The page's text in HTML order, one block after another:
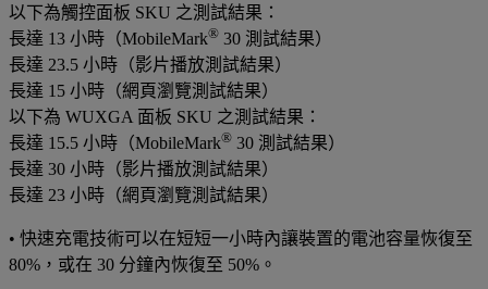
以下為觸控面板 SKU 之測試結果：
長達 13 小時（MobileMark® 30 測試結果）
長達 23.5 小時（影片播放測試結果）
長達 15 小時（網頁瀏覽測試結果）
以下為 WUXGA 面板 SKU 之測試結果：
長達 15.5 小時（MobileMark® 30 測試結果）
長達 30 小時（影片播放測試結果）
長達 23 小時（網頁瀏覽測試結果）
• 快速充電技術可以在短短一小時內讓裝置的電池容量恢復至
80%，或在 30 分鐘內恢復至 50%。